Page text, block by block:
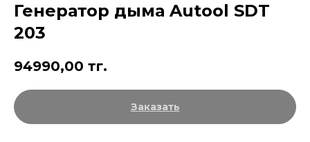
Генератор дыма Autool SDT
203
94990,00 тг.
Заказать